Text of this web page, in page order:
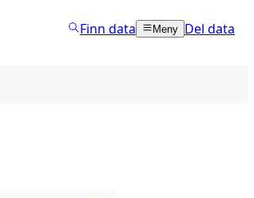
Finn data Meny Del data